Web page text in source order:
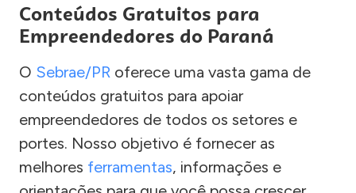
Conteúdos Gratuitos para
Empreendedores do Paraná
O Sebrae/PR oferece uma vasta gama de
conteúdos gratuitos para apoiar
empreendedores de todos os setores e
portes. Nosso objetivo é fornecer as
melhores ferramentas, informações e